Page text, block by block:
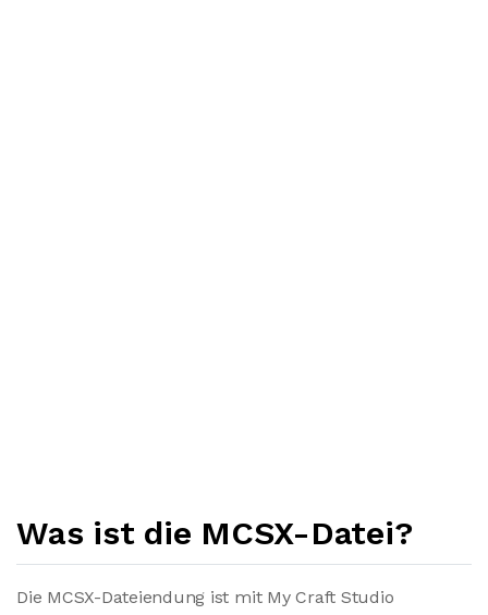
Was ist die MCSX-Datei?
Die MCSX-Dateiendung ist mit My Craft Studio